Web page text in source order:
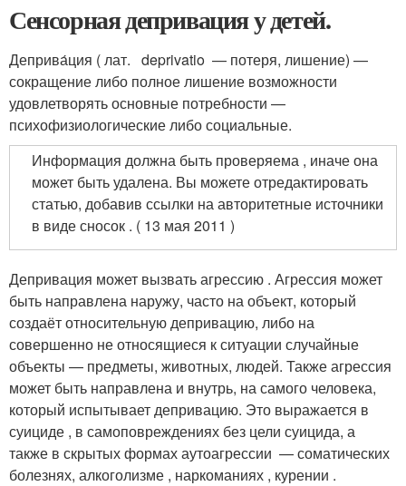
Сенсорная депривация у детей.
Деприва́ция ( лат. deprivatio — потеря, лишение) —
сокращение либо полное лишение возможности
удовлетворять основные потребности —
психофизиологические либо социальные.
Информация должна быть проверяема , иначе она
может быть удалена. Вы можете отредактировать
статью, добавив ссылки на авторитетные источники
в виде сносок . ( 13 мая 2011 )
Депривация может вызвать агрессию . Агрессия может
быть направлена наружу, часто на объект, который
создаёт относительную депривацию, либо на
совершенно не относящиеся к ситуации случайные
объекты — предметы, животных, людей. Также агрессия
может быть направлена и внутрь, на самого человека,
который испытывает депривацию. Это выражается в
суициде , в самоповреждениях без цели суицида, а
также в скрытых формах аутоагрессии — соматических
болезнях, алкоголизме , наркоманиях , курении .